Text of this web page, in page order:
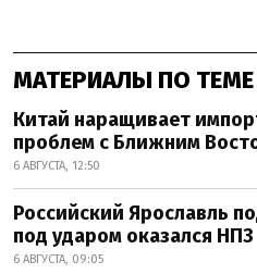
МАТЕРИАЛЫ ПО ТЕМЕ
Китай наращивает
проблем с Ближним
6 АВГУСТА, 12:50
Российский Ярославль
под ударом оказался НПЗ
6 АВГУСТА, 09:05